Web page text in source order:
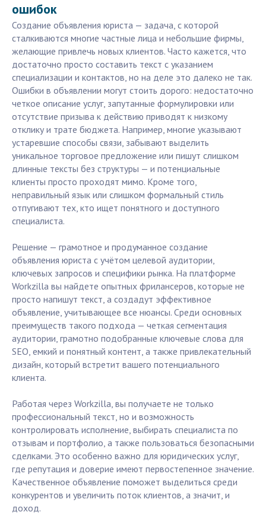
ошибок
Создание объявления юриста — задача, с которой
сталкиваются многие частные лица и небольшие фирмы,
желающие привлечь новых клиентов. Часто кажется, что
достаточно просто составить текст с указанием
специализации и контактов, но на деле это далеко не так.
Ошибки в объявлении могут стоить дорого: недостаточно
четкое описание услуг, запутанные формулировки или
отсутствие призыва к действию приводят к низкому
отклику и трате бюджета. Например, многие указывают
устаревшие способы связи, забывают выделить
уникальное торговое предложение или пишут слишком
длинные тексты без структуры — и потенциальные
клиенты просто проходят мимо. Кроме того,
неправильный язык или слишком формальный стиль
отпугивают тех, кто ищет понятного и доступного
специалиста.
Решение — грамотное и продуманное создание
объявления юриста с учётом целевой аудитории,
ключевых запросов и специфики рынка. На платформе
Workzilla вы найдете опытных фрилансеров, которые не
просто напишут текст, а создадут эффективное
объявление, учитывающее все нюансы. Среди основных
преимуществ такого подхода — четкая сегментация
аудитории, грамотно подобранные ключевые слова для
SEO, емкий и понятный контент, а также привлекательный
дизайн, который встретит вашего потенциального
клиента.
Работая через Workzilla, вы получаете не только
профессиональный текст, но и возможность
контролировать исполнение, выбирать специалиста по
отзывам и портфолио, а также пользоваться безопасными
сделками. Это особенно важно для юридических услуг,
где репутация и доверие имеют первостепенное значение.
Качественное объявление поможет выделиться среди
конкурентов и увеличить поток клиентов, а значит, и
доход.